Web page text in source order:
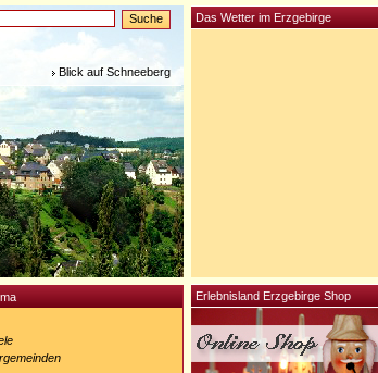
Blick auf Schneeberg
Erlebnisland Erzgebirge Shop
Das Wetter im Erzgebirge